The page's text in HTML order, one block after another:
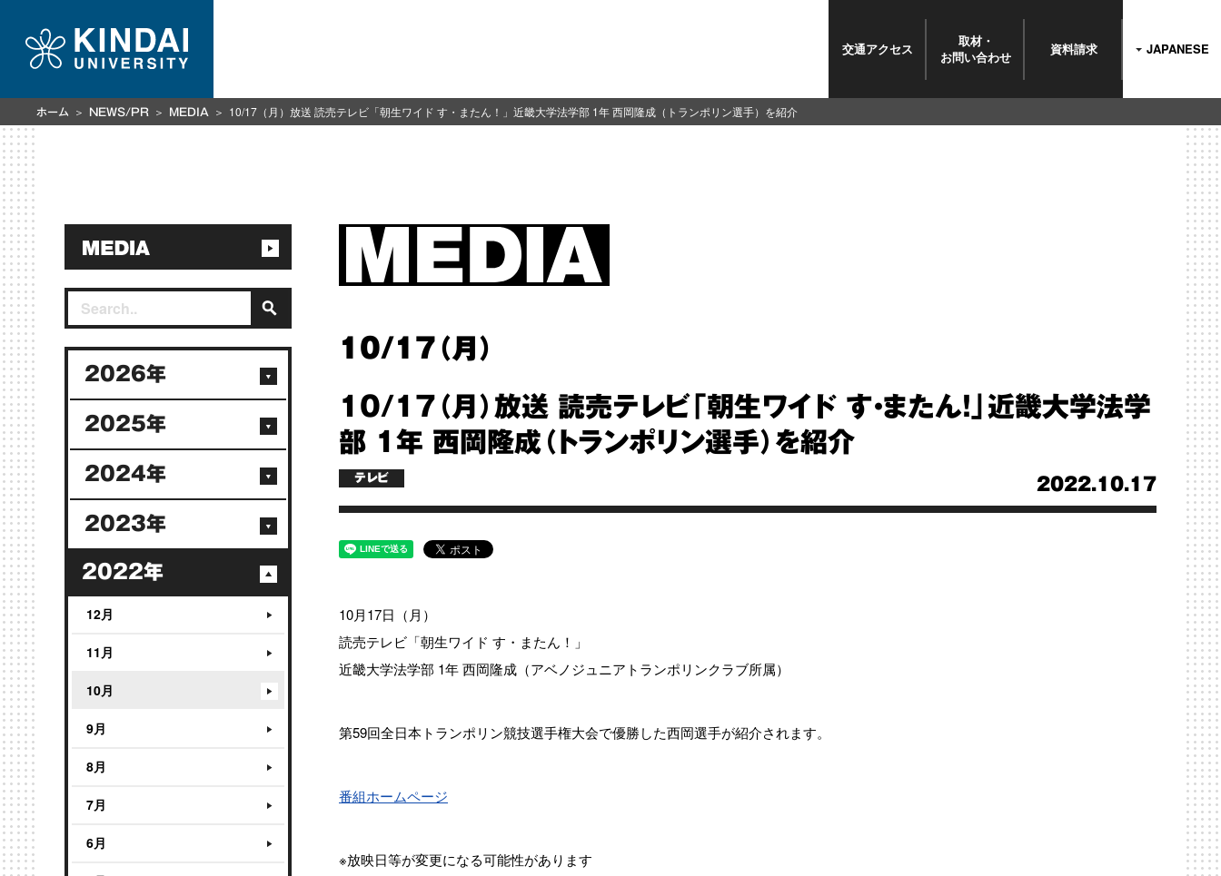
交通アクセス
取材・
お問い合わせ 資料請求 JAPANESE
ホーム NEWS/PR MEDIA 10/17（月）放送 読売テレビ「朝生ワイド す・またん！」近畿大学法学部 1年 西岡隆成（トランポリン選手）を紹介
10/17（月）
10/17（月）放送 読売テレビ「朝生ワイド す・またん！」近畿大学法学
部 1年 西岡隆成（トランポリン選手）を紹介
2022.10.17
テレビ
10月17日（月）
読売テレビ「朝生ワイド す・またん！」
近畿大学法学部 1年 西岡隆成（アベノジュニアトランポリンクラブ所属）
第59回全日本トランポリン競技選手権大会で優勝した西岡選手が紹介されます。
番組ホームページ
※放映日等が変更になる可能性があります
2026年
2025年
2024年
2023年
2022年
12月
11月
10月
9月
8月
7月
6月